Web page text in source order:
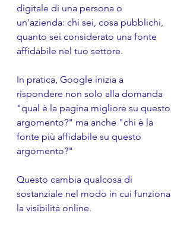
digitale di una persona o
un'azienda: chi sei, cosa pubblichi,
quanto sei considerato una fonte
affidabile nel tuo settore.
In pratica, Google inizia a
rispondere non solo alla domanda
"qual è la pagina migliore su questo
argomento?" ma anche "chi è la
fonte più affidabile su questo
argomento?"
Questo cambia qualcosa di
sostanziale nel modo in cui funziona
la visibilità online.